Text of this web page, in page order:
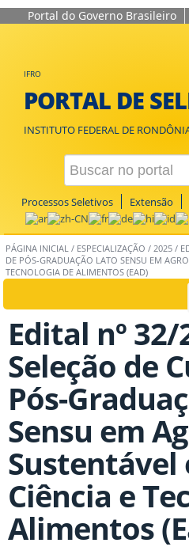
Portal do Governo Brasileiro
IFRO
PORTAL DE
INSTITUTO FEDERAL DE
Processos Seletivos Extensão
PÁGINA INICIAL / ESPECIALIZAÇÃO / 2025 /
DE PÓS-GRADUAÇÃO LATO SENSU EM
TECNOLOGIA DE ALIMENTOS (EAD)
Edital nº 32/
Seleção de
Pós-
Sensu em
Sustentável
Ciência e
Alimentos